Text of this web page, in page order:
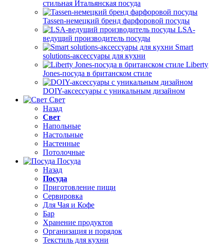
стильная Итальянская посуда
Tassen-немецкий бренд фарфоровой посуды
LSA-
ведущий производитель посуды
Smart
solutions-аксессуары для кухни
Liberty
Jones-посуда в британском стиле
DOIY-аксессуары с уникальным дизайном
Свет
Назад
Свет
Напольные
Настольные
Настенные
Потолочные
Посуда
Назад
Посуда
Приготовление пищи
Сервировка
Для Чая и Кофе
Бар
Хранение продуктов
Организация и порядок
Текстиль для кухни